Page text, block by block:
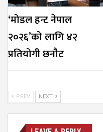
‘मोडल हन्ट नेपाल
२०२६’को लागि ४२
प्रतियोगी छनौट
PREV NEXT